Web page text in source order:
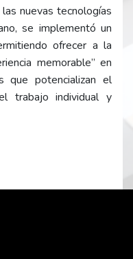
nuevas tecnologías
se implementó un
ofrecer a la
memorable” en
que potencializan el
trabajo individual y